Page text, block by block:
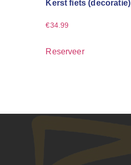
Kerst fiets (decoratie)
€34.99
Reserveer